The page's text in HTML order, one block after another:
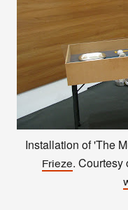
Installation of 'The
Frieze. Courtesy